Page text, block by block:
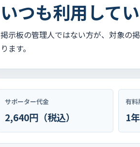
いつも利用して
掲示板の管理人ではない方が、対象の
ります。
サポーター代金
2,640円（税込）
有料
1